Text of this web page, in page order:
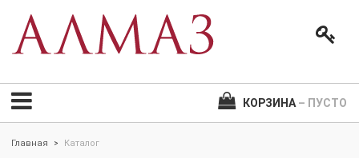
КОРЗИНА – ПУСТО
Главная > Каталог